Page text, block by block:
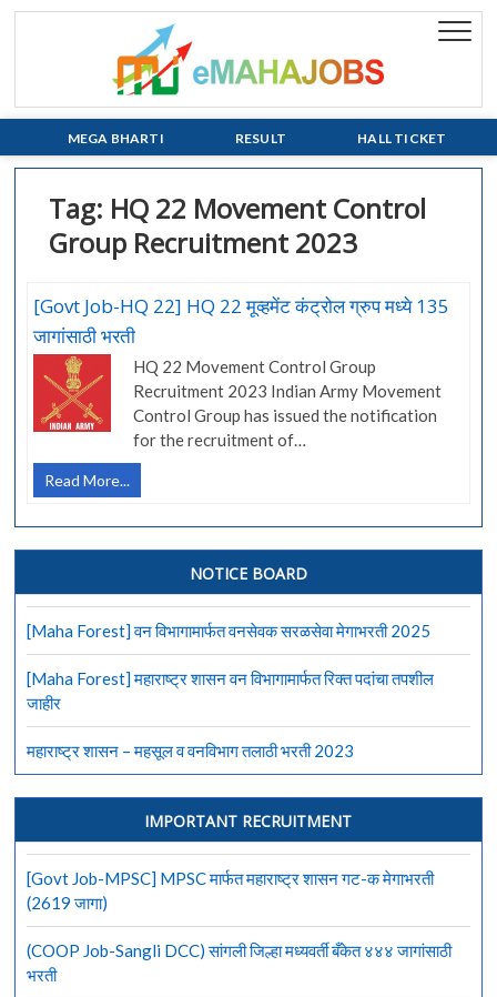
Skip
MEGA BHARTI RESULT HALL TICKET
Tag: HQ 22 Movement Control
Group Recruitment 2023
[Govt Job-HQ 22] HQ 22 मूव्हमेंट कंट्रोल ग्रुप मध्ये 135
जागांसाठी भरती
HQ 22 Movement Control Group
Recruitment 2023 Indian Army Movement
Control Group has issued the notification
for the recruitment of…
Read More...
Job-
HQ
22]
22
मूव्हमेंट
कंट्रोल
मध्ये
भरती
NOTICE BOARD
[Maha Forest] वन विभागामार्फत वनसेवक सरळसेवा मेगाभरती 2025
[Maha Forest] महाराष्ट्र शासन वन विभागामार्फत रिक्त पदांचा तपशील
जाहीर
महाराष्ट्र शासन – महसूल व वनविभाग तलाठी भरती 2023
IMPORTANT RECRUITMENT
[Govt Job-MPSC] MPSC मार्फत महाराष्ट्र शासन गट-क मेगाभरती
(2619 जागा)
(COOP Job-Sangli DCC) सांगली जिल्हा मध्यवर्ती बँकेत ४४४ जागांसाठी
भरती